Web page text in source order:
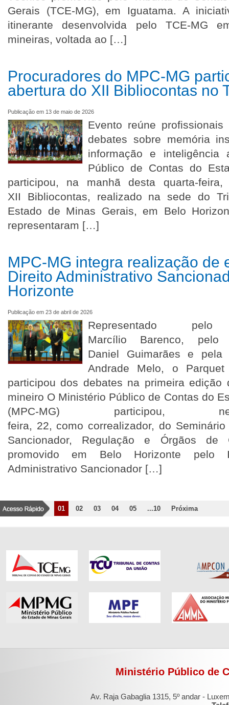
Gerais (TCE-MG), em Iguatama. A
itinerante desenvolvida pelo TCE-MG
mineiras, voltada ao […]
Procuradores do MPC-MG
abertura do XII Bibliocontas no
Publicação em 13 de maio de 2026
Evento reúne
debates sobre memória
informação e inteligência
Público de Contas do
participou, na manhã desta quarta-
XII Bibliocontas, realizado na sede do
Estado de Minas Gerais, em Belo
representaram […]
MPC-MG integra realização de
Direito Administrativo
Horizonte
Publicação em 23 de abril de 2026
Representado pelo
Marcílio Barenco, pelo
Daniel Guimarães e pela
Andrade Melo, o
participou dos debates na primeira edição
mineiro O Ministério Público de Contas do
(MPC-MG) participou,
feira, 22, como correalizador, do
Sancionador, Regulação e Órgãos de
promovido em Belo Horizonte pelo
Administrativo Sancionador […]
01 02 03 04 05 ...10 Próxima
Ministério Público de
Av. Raja Gabaglia 1315, 5º andar -